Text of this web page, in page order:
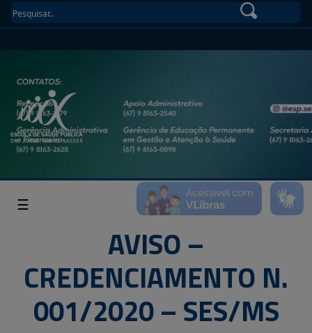
☰
AVISO –
CREDENCIAMENTO N.
001/2020 – SES/MS